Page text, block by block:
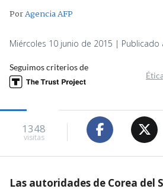
PorAgencia AFP
Miércoles 10 junio de 2015 | Publicado
Seguimos criterios de
1348
visitas
Las autoridades de Corea del